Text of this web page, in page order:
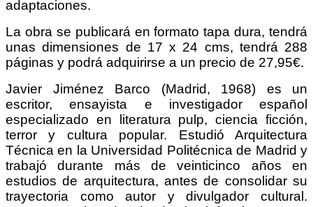
adaptaciones.
La obra se publicará en formato tapa dura, tendrá
unas dimensiones de 17 x 24 cms, tendrá 288
páginas y podrá adquirirse a un precio de 27,95€.
Javier Jiménez Barco (Madrid, 1968) es un
escritor, ensayista e investigador español
especializado en literatura pulp, ciencia ficción,
terror y cultura popular. Estudió Arquitectura
Técnica en la Universidad Politécnica de Madrid y
trabajó durante más de veinticinco años en
estudios de arquitectura, antes de consolidar su
trayectoria como autor y divulgador cultural.